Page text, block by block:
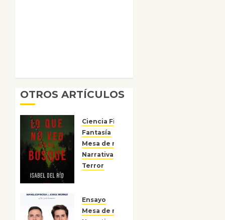
OTROS ARTÍCULOS
Ciencia Ficción
Fantasía
Mesa de novedades
Narrativa
Terror
en el
bosque
Ensayo
Mesa de novedades